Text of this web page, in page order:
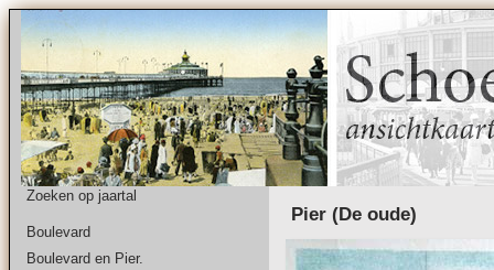
Zoeken op jaartal
Boulevard
Boulevard en Pier.
Pier (De oude)